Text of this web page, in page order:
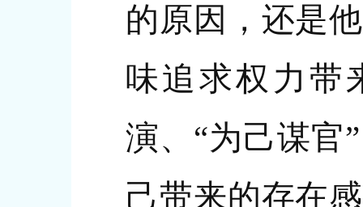
的原因，还是
味追求权力带
演、“为己谋官
己带来的存在